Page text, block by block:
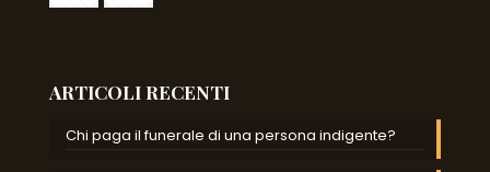
ARTICOLI RECENTI
Chi paga il funerale di una persona indigente?